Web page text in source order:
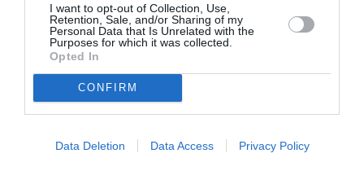
I want to opt-out of Collection, Use,
Retention, Sale, and/or Sharing of my
Personal Data that Is Unrelated with the
Purposes for which it was collected.
Opted In
CONFIRM
Data Deletion Data Access Privacy Policy
Mamadou DIALLOa commenté :
30 octobre 2021 - 16 h 03
J’étais sûr que cet article allait activer la guéguerre virtuelle
algéro-marocaine. J’avais vu juste. Continuez, les amis, vous
êtes amusants.